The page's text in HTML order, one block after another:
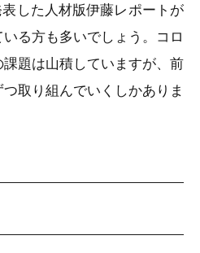
した人材版伊藤レポートが
る方も多いでしょう。コロ
題は山積していますが、前
取り組んでいくしかありま